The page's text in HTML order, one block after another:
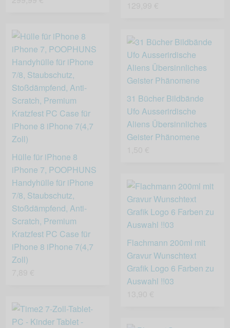
Hülle für iPhone 8
iPhone 7, POOPHUNS
Handyhülle für iPhone
7/8, Staubschutz,
Stoßdämpfend, Anti-
Scratch, Premium
Kratzfest PC Case für
iPhone 8 iPhone 7(4,7
Zoll)
31 Bücher Bildbände
Ufo Ausserirdische
Aliens Übersinnliches
Geister Phänomene
Flachmann 200ml mit
Gravur Wunschtext
Grafik Logo 6 Farben zu
Auswahl !!03